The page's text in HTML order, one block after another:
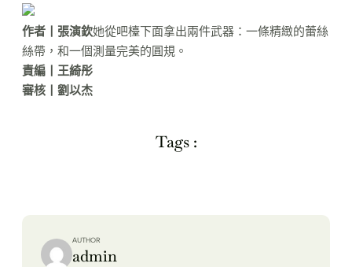
作者丨張演欽她從吧檯下面拿出兩件武器：一條精緻的蕾絲
絲帶，和一個測量完美的圓規。
責編丨王綺彤
審核丨劉以杰
Tags :
AUTHOR
admin